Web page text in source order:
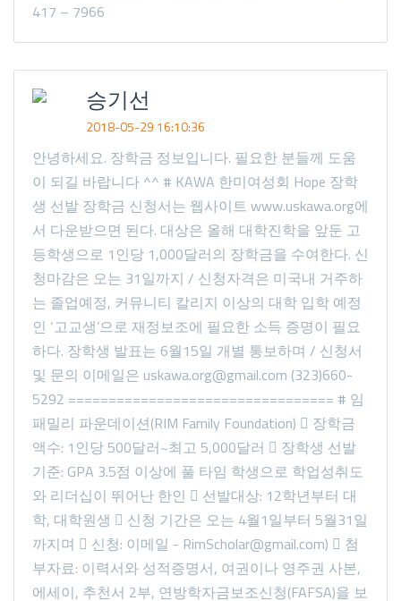
417 – 7966
승기선
2018-05-29 16:10:36
안녕하세요. 장학금 정보입니다. 필요한 분들께 도움
이 되길 바랍니다 ^^ # KAWA 한미여성회 Hope 장학
생 선발 장학금 신청서는 웹사이트 www.uskawa.org에
서 다운받으면 된다. 대상은 올해 대학진학을 앞둔 고
등학생으로 1인당 1,000달러의 장학금을 수여한다. 신
청마감은 오는 31일까지 / 신청자격은 미국내 거주하
는 졸업예정, 커뮤니티 칼리지 이상의 대학 입학 예정
인 ‘고교생’으로 재정보조에 필요한 소득 증명이 필요
하다. 장학생 발표는 6월15일 개별 통보하며 / 신청서
및 문의 이메일은 uskawa.org@gmail.com (323)660-
5292 ================================= # 임
패밀리 파운데이션(RIM Family Foundation)  장학금
액수: 1인당 500달러~최고 5,000달러  장학생 선발
기준: GPA 3.5점 이상에 풀 타임 학생으로 학업성취도
와 리더십이 뛰어난 한인  선발대상: 12학년부터 대
학, 대학원생  신청 기간은 오는 4월1일부터 5월31일
까지며  신청: 이메일 - RimScholar@gmail.com)  첨
부자료: 이력서와 성적증명서, 여권이나 영주권 사본,
에세이, 추천서 2부, 연방학자금보조신청(FAFSA)을 보